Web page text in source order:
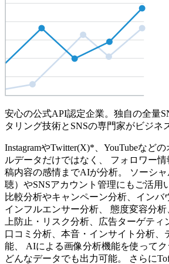
安心の公式API認定企業。独自の全量
タリング技術とSNSの専門家がビジネ
InstagramやTwitter(X)*、YouTubeなど
ルデータだけではなく、 フォロワー
稿内容の感情までAIが分析。 ソーシ
聴）やSNSアカウント管理にもご活用
比較分析やキャンペーン分析、インバ
インフルエンサー分析、 態度変容分
上防止・リスク分析、広告ターゲティ
口コミ分析、本音・インサイト分析、
能、 AIによる画像分析機能を使って
どんなデータでも出力可能。 さらに